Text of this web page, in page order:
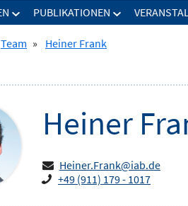
Zeige
für
PUBLIKATIONEN
Zeige
Team » Heiner Frank
Heiner
Heiner.Frank@iab.de
+49 (911) 179 - 1017